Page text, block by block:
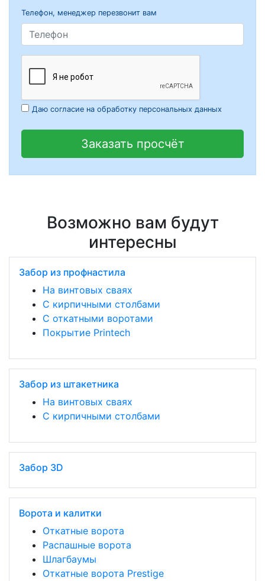
Телефон, менеджер перезвонит вам
Даю согласие на обработку персональных данных
Заказать просчёт
Возможно вам будут
интересны
Забор из профнастила
На винтовых сваях
С кирпичными столбами
С откатными воротами
Покрытие Printech
Забор из штакетника
На винтовых сваях
С кирпичными столбами
Забор 3D
Ворота и калитки
Откатные ворота
Распашные ворота
Шлагбаумы
Откатные ворота Prestige